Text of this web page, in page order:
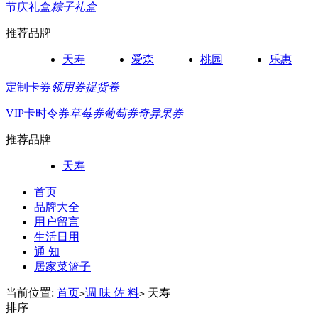
节庆礼盒粽子礼盒
推荐品牌
天寿 爱森 桃园 乐惠
定制卡券领用券提货卷
VIP卡时令券草莓券葡萄券奇异果券
推荐品牌
天寿
首页
品牌大全
用户留言
生活日用
通 知
居家菜篮子
当前位置: 首页>调 味 佐 料> 天寿
排序